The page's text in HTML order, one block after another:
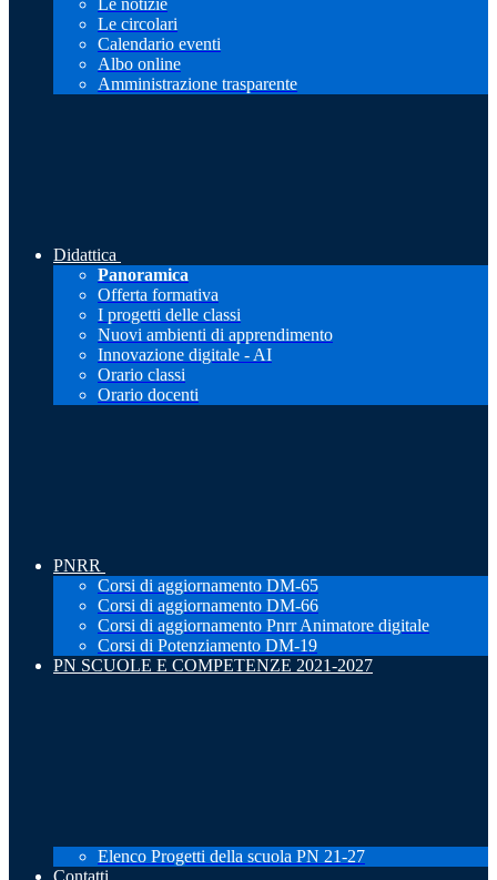
Le notizie
Le circolari
Calendario eventi
Albo online
Amministrazione trasparente
Didattica
Panoramica
Offerta formativa
I progetti delle classi
Nuovi ambienti di apprendimento
Innovazione digitale - AI
Orario classi
Orario docenti
PNRR
Corsi di aggiornamento DM-65
Corsi di aggiornamento DM-66
Corsi di aggiornamento Pnrr Animatore digitale
Corsi di Potenziamento DM-19
PN SCUOLE E COMPETENZE 2021-2027
Elenco Progetti della scuola PN 21-27